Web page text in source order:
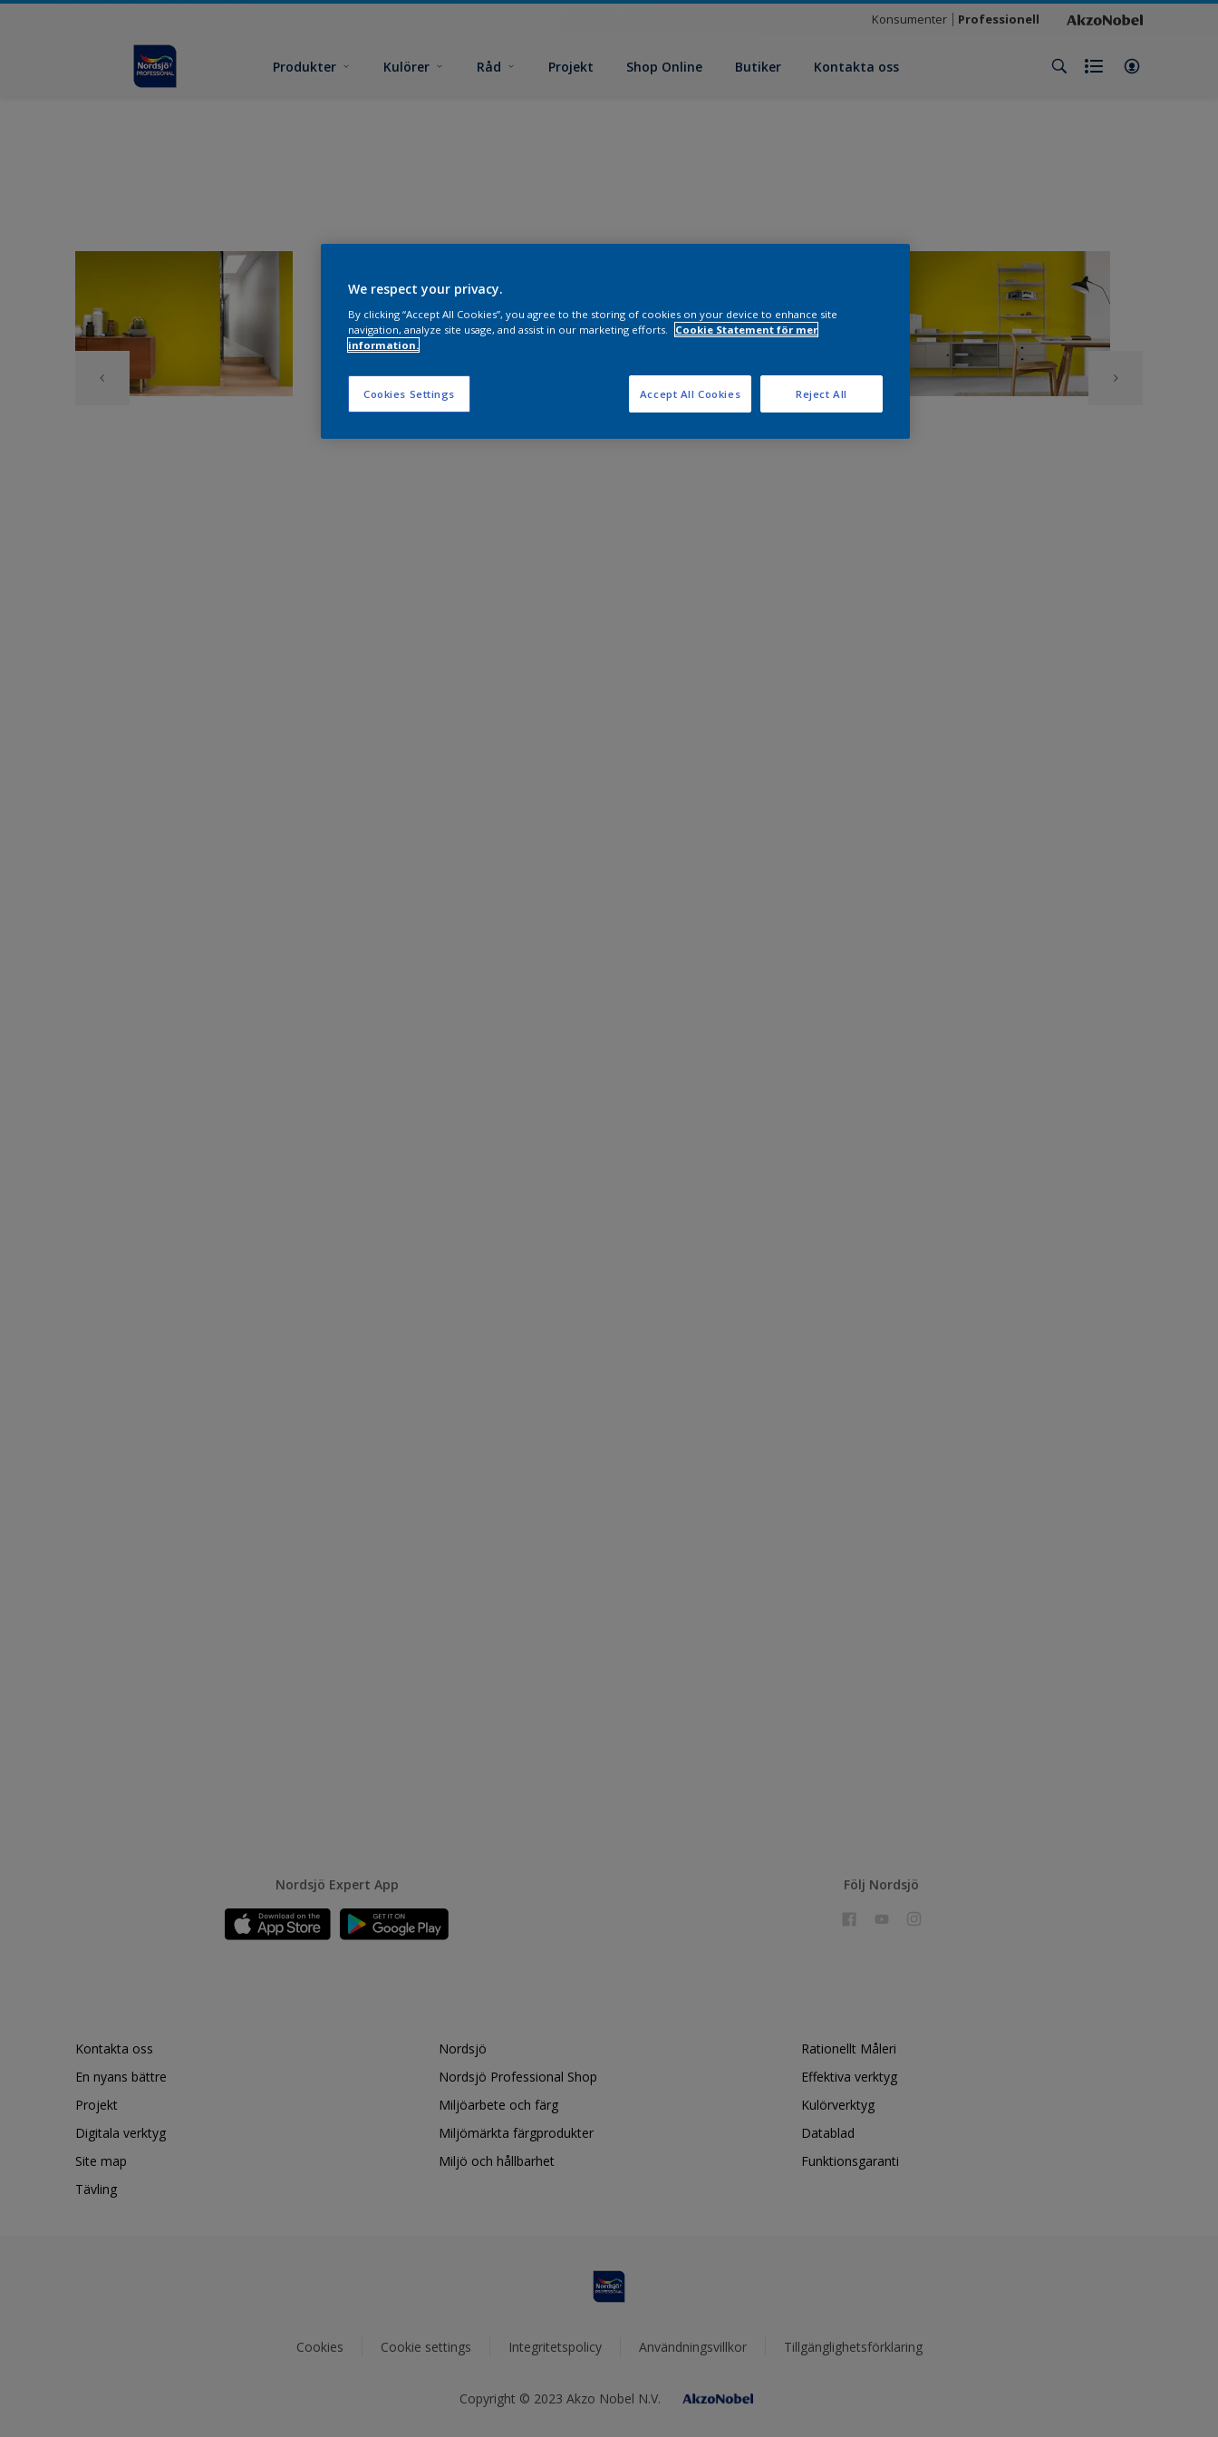
Konsumenter Professionell
Produkter Kulörer Råd Projekt Shop Online Butiker Kontakta oss
Nordsjö Expert App Följ Nordsjö
Kontakta oss
En nyans bättre
Projekt
Digitala verktyg
Site map
Tävling
Nordsjö
Nordsjö Professional Shop
Miljöarbete och färg
Miljömärkta färgprodukter
Miljö och hållbarhet
Rationellt Måleri
Effektiva verktyg
Kulörverktyg
Datablad
Funktionsgaranti
Cookies Cookie settings Integritetspolicy Användningsvillkor Tillgänglighetsförklaring
Copyright © 2023 Akzo Nobel N.V.
We respect your privacy.
By clicking “Accept All Cookies”, you agree to the storing of cookies on your device to enhance site
navigation, analyze site usage, and assist in our marketing efforts.
Cookie Statement för mer
information.
Cookies Settings Reject All
Accept All Cookies